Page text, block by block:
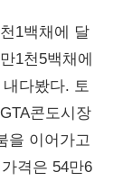
1백채에 달
1천5백채에
다봤다. 토
콘도시장
을 이어가고
격은 54만6